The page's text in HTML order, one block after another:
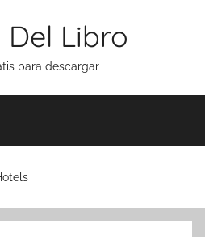
Del Libro
para descargar